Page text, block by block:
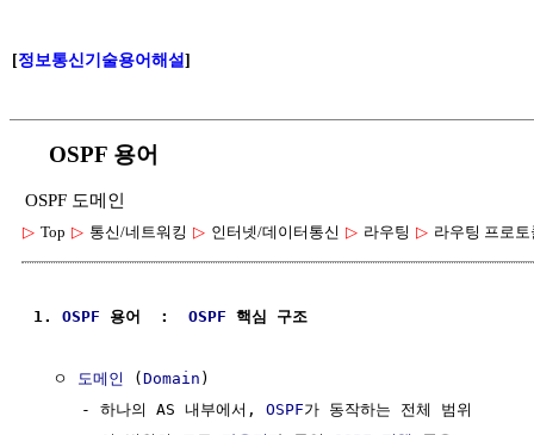
[정보통신기술용어해설]
OSPF 용어
OSPF 도메인
▷ Top ▷ 통신/네트워킹 ▷ 인터넷/데이터통신 ▷ 라우팅 ▷ 라우팅 프로토
1. OSPF 용어  : OSPF 핵심 구조
  ㅇ
도메인 (Domain )
     - 하나의 AS 내부에서,
OSPF가 동작하는 전체 범위